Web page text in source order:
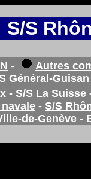
S
- Autres
Général-Guisan
- S/S La Suisse
- S/S
de-Genève -